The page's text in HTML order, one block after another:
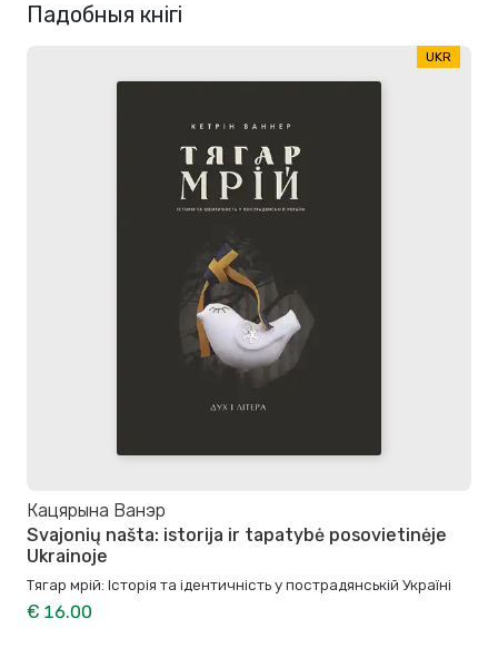
Падобныя кнігі
UKR
Кацярына Ванэр
Svajonių našta: istorija ir tapatybė posovietinėje
Ukrainoje
Тягар мрій: Історія та ідентичність у пострадянській Україні
€ 16.00